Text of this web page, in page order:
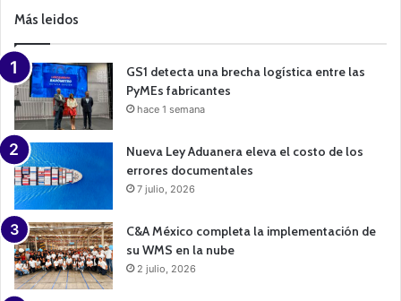
a
n
Más leidos
GS1 detecta una brecha logística entre las
PyMEs fabricantes
hace 1 semana
Nueva Ley Aduanera eleva el costo de los
errores documentales
7 julio, 2026
C&A México completa la implementación de
su WMS en la nube
2 julio, 2026